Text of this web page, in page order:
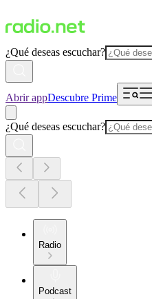
¿Qué deseas escuchar?
Abrir appDescubre Prime
¿Qué deseas escuchar?
Radio
Podcast